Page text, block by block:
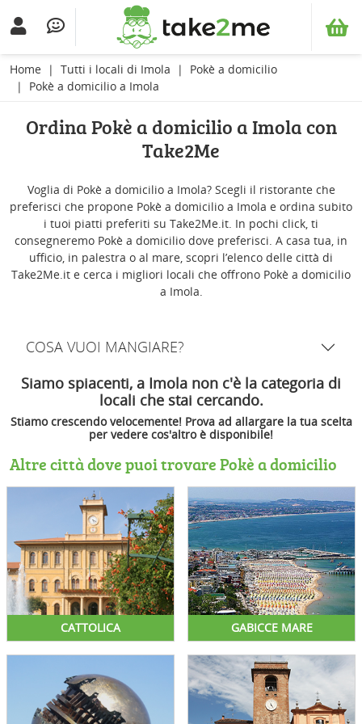
Home Tutti i locali di Imola
Pokè a domicilio
Pokè a domicilio a Imola
Ordina Pokè a domicilio a Imola con
Take2Me
Voglia di Pokè a domicilio a Imola? Scegli il ristorante che
preferisci che propone Pokè a domicilio a Imola e ordina subito
i tuoi piatti preferiti su Take2Me.it. In pochi click, ti
consegneremo Pokè a domicilio dove preferisci. A casa tua, in
ufficio, in palestra o al mare, scopri l’elenco delle città di
Take2Me.it e cerca i migliori locali che offrono Pokè a domicilio
a Imola.
COSA VUOI MANGIARE?
Siamo spiacenti, a Imola non c'è la categoria di
locali che stai cercando.
Stiamo crescendo velocemente! Prova ad allargare la tua scelta
per vedere cos'altro è disponibile!
Altre città dove puoi trovare Pokè a domicilio
CATTOLICA GABICCE MARE